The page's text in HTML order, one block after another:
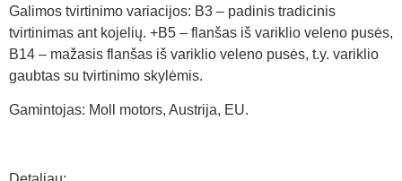
Galimos tvirtinimo variacijos: B3 – padinis tradicinis
tvirtinimas ant kojelių. +B5 – flanšas iš variklio veleno pusės,
B14 – mažasis flanšas iš variklio veleno pusės, t.y. variklio
gaubtas su tvirtinimo skylėmis.
Gamintojas: Moll motors, Austrija, EU.